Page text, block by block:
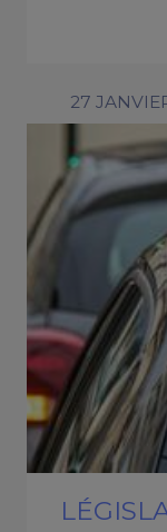
27